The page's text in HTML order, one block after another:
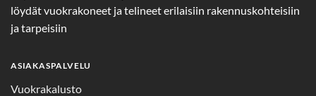
löydät vuokrakoneet ja telineet erilaisiin rakennuskohteisiin
ja tarpeisiin
ASIAKASPALVELU
Vuokrakalusto